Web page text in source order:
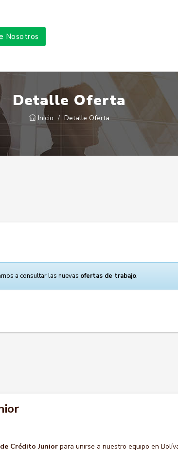
Nosotros
Detalle Oferta
Inicio Detalle Oferta
a consultar las nuevas ofertas de trabajo.
Crédito Junior para unirse a nuestro equipo en